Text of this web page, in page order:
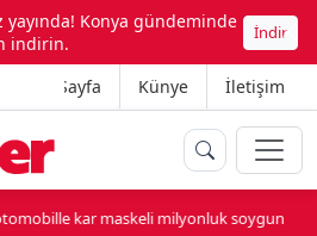
yayında! Konya gündeminde
indirin.
İndir
Ana Sayfa Künye İletişim
kar maskeli milyonluk soygun